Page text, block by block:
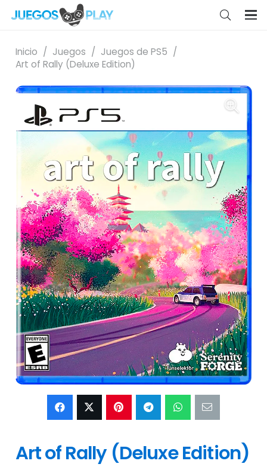
Inicio / Juegos / Juegos de PS5 /
Art of Rally (Deluxe Edition)
Art of Rally (Deluxe Edition)